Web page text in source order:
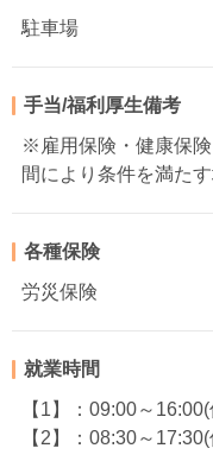
駐車場
手当/福利厚生備考
※雇用保険・健康保
間により条件を満た
各種保険
労災保険
就業時間
【1】：09:00～
【2】：08:30～